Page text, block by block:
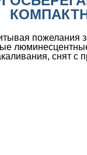
пожелания
снят с